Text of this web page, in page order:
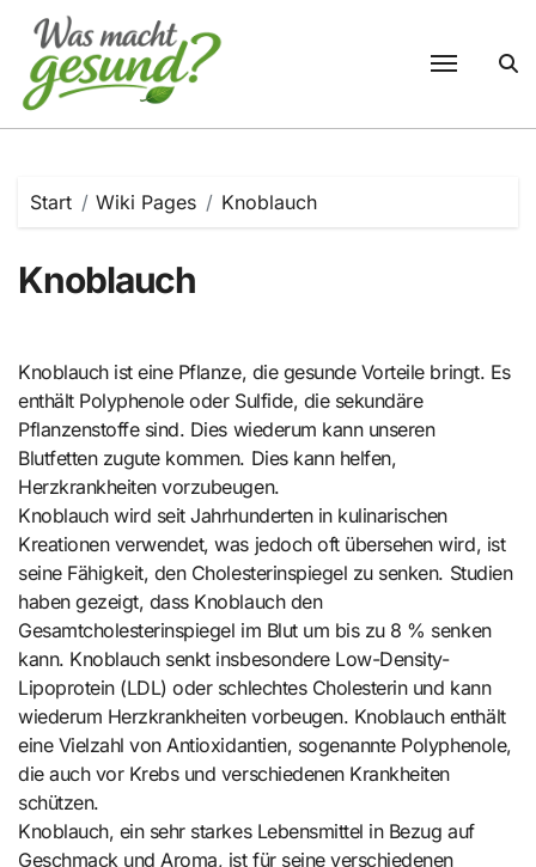
Inhalt
springen
Start Wiki Pages Knoblauch
Knoblauch
Knoblauch ist eine Pflanze, die gesunde Vorteile bringt. Es
enthält Polyphenole oder Sulfide, die sekundäre
Pflanzenstoffe sind. Dies wiederum kann unseren
Blutfetten zugute kommen. Dies kann helfen,
Herzkrankheiten vorzubeugen.
Knoblauch wird seit Jahrhunderten in kulinarischen
Kreationen verwendet, was jedoch oft übersehen wird, ist
seine Fähigkeit, den Cholesterinspiegel zu senken. Studien
haben gezeigt, dass Knoblauch den
Gesamtcholesterinspiegel im Blut um bis zu 8 % senken
kann. Knoblauch senkt insbesondere Low-Density-
Lipoprotein (LDL) oder schlechtes Cholesterin und kann
wiederum Herzkrankheiten vorbeugen. Knoblauch enthält
eine Vielzahl von Antioxidantien, sogenannte Polyphenole,
die auch vor Krebs und verschiedenen Krankheiten
schützen.
Knoblauch, ein sehr starkes Lebensmittel in Bezug auf
Geschmack und Aroma, ist für seine verschiedenen